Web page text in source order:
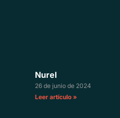
Nurel
26 de junio de 2024
Leer artículo »